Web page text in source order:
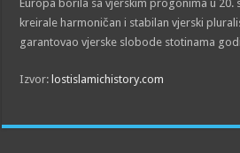
Europa borila sa vjerskim progonima u 20.
kreirale harmoničan i stabilan vjerski
garantovao vjerske slobode stotinama
Izvor: lostislamichistory.com